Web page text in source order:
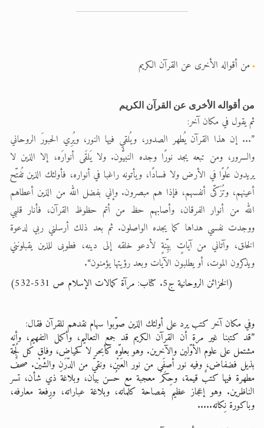
من أقواله الأخرى عن القرآن الكريم
من أقواله الأخرى عن القرآن الكريم
ثم يقول في مكان آخر:
”... إن هذا القرآن يُطهر الصدور، ويُلقي فيها النور، ويُرِي الحبورَ الروحاني
والسرور، ومن تبعه يجد نورًا وجده النبيُّون. ولا يَلقَى أنوارَه، إلا الذين لا
يريدون عُلوًا في الأرض ولا فسادًا، ويأتونه راغبا في أنواره، فأولئك الذين تُفتّح
أعينهم، وتُزَكّى أنفسهم، فإذا هم مبصرون. وإني بفضل الله من الذين أعطاهم
الله من أنوار الفرقان، وأصابهم حظ من أتم حظوظ القرآن، فأنار قلبي
ووجدت نفسي هداها كما يجده الواصلون. ثم بعد ذلك أرسلني ربي لدعوة
الخلق، وآتاني من آياتٍ بيِّنةٍ لأدعو خلقه إلى دينه، فطوبى للذين يقبلونني
ويذكرون الموت، أو يطلبون الآيات وبعد رؤيتها يؤمنون“.
(الخزائن الروحانية ج5. كتاب: مرآة كمالات الإسلام ص 531-532)
وفي مكان آخر كتب يرد على أولئك الذين صوّبوا سهام نقدهم للقرآن فقال:
”قد كتبنا غير مرة أن القرآن الكريم قد جمع التعاليم، وأكمل التفهيم، وأنه
مشتمل على علوم الأوّلين والآخرين. وهو بعلوّه كأبحر لا كحياض، وفاق كل لُجّة
بذيل فضفاض، وفيه نور أصفَى من نور العَيْن، ونقيّ من الدّرَنِ والشّيْن. صحفٌ
مطهرة فيها كتبٌ قيمة، وحِكَمٌ معجبة مع حُسن بيان، وبلاغة ذي شأن، تسر
الناظرين. وهو إعجاز عظيم بفصاحة كلماته، وبلاغة عباراته، ورِفعة معارفه،
وباكورة نِكاته.....